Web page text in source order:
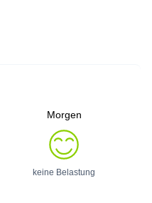
Morgen
keine Belastung